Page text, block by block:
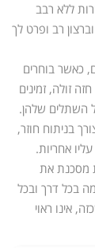
ללא רבב
רב ופרט לך
, כאשר בוחרים
זולה, זמינים
השתלים שלהן.
בניתוח חוזר,
אחריות.
מסכנת את
בכל דרך ובכל
אינו ראוי